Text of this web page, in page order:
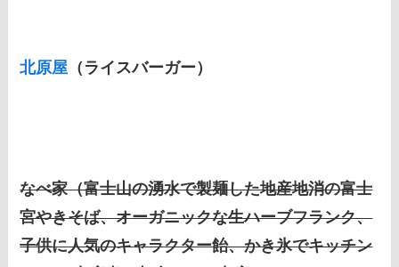
北原屋 （ライスバーガー）
なべ家（富士山の湧水で製麺した地産地消の富士
宮やきそば、オーガニックな生ハーブフランク、
子供に人気のキャラクター飴、かき氷でキッチン